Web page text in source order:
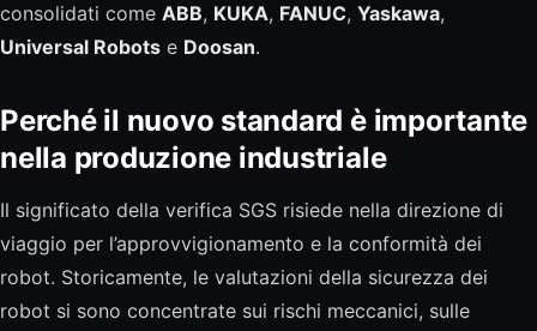
consolidati come ABB, KUKA, FANUC, Yaskawa,
Universal Robots e Doosan.
Perché il nuovo standard è importante
nella produzione industriale
Il significato della verifica SGS risiede nella direzione di
viaggio per l’approvvigionamento e la conformità dei
robot. Storicamente, le valutazioni della sicurezza dei
robot si sono concentrate sui rischi meccanici, sulle